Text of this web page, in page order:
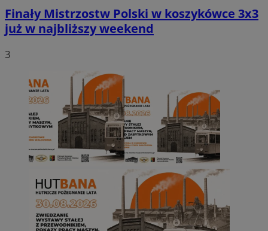
Finały Mistrzostw Polski w koszykówce 3x3
już w najbliższy weekend
3